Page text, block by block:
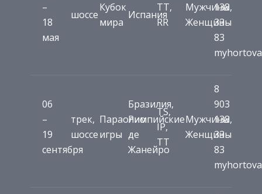
–
18
мая
шоссе
Кубок
мира
Испания
TT,
RR
Мужчины,
Женщины
138
33
83
06
–
19
сентября
трек,
шоссе
Параолимпийские
игры
Бразилия,
Рио
де
Жанейро
TS,
IP,
TT
Мужчины,
Женщины
8
903
138
33
83